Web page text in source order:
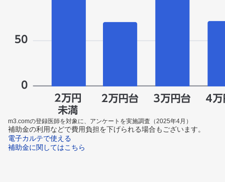
m3.comの登録医師を対象に、アンケートを実施調査（2025年4月）
補助金の利用などで費用負担を下げられる場合もございます。
電子カルテで使える
補助金に関してはこちら